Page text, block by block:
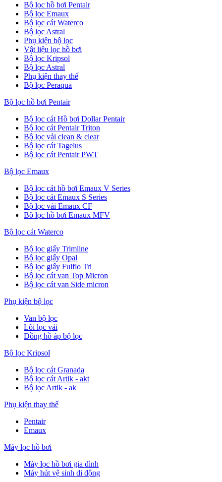
Bộ lọc hồ bơi Pentair
Bộ lọc Emaux
Bộ lọc cát Waterco
Bộ lọc Astral
Phụ kiện bộ lọc
Vật liệu lọc hồ bơi
Bộ lọc Kripsol
Bộ lọc Astral
Phụ kiện thay thế
Bộ lọc Peraqua
Bộ lọc hồ bơi Pentair
Bộ lọc cát Hồ bơi Dollar Pentair
Bộ lọc cát Pentair Triton
Bộ lọc vải clean & clear
Bộ lọc cát Tagelus
Bộ lọc cát Pentair PWT
Bộ lọc Emaux
Bộ lọc cát hồ bơi Emaux V Series
Bộ lọc cát Emaux S Series
Bộ lọc vải Emaux CF
Bô lọc hồ bơi Emaux MFV
Bộ lọc cát Waterco
Bộ lọc giấy Trimline
Bộ lọc giấy Opal
Bộ lọc giấy Fulflo Tri
Bộ lọc cát van Top Micron
Bộ lọc cát van Side micron
Phụ kiện bộ lọc
Van bộ lọc
Lõi lọc vải
Đồng hồ áp bộ lọc
Bộ lọc Kripsol
Bộ lọc cát Granada
Bộ lọc cát Artik - akt
Bộ lọc Artik - ak
Phụ kiện thay thế
Pentair
Emaux
Máy lọc hồ bơi
Máy lọc hồ bơi gia đình
Máy hút vệ sinh di động